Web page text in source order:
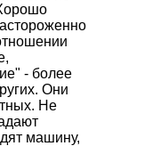
- более
Они
Не
машину,